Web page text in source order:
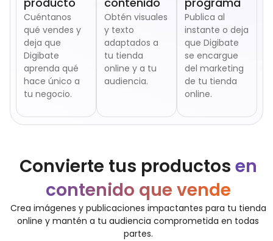
Cuéntanos
qué vendes y
deja que
Digibate
aprenda qué
hace único a
tu negocio.
Obtén visuales
y texto
adaptados a
tu tienda
online y a tu
audiencia.
Publica al
instante o deja
que Digibate
se encargue
del marketing
de tu tienda
online.
Convierte tus productos en
contenido que vende
Crea imágenes y publicaciones impactantes para tu tienda
online y mantén a tu audiencia comprometida en todas
partes.